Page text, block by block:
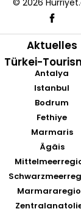
Aktuelles
Türkei-
Antalya
Istanbul
Bodrum
Fethiye
Marmaris
Ägäis